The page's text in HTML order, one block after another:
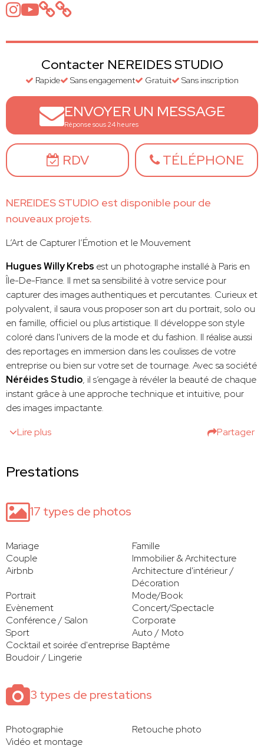
Contacter NEREIDES STUDIO
Rapide Sans engagement Gratuit Sans inscription
ENVOYER UN MESSAGE
Réponse sous 24 heures
RDV TÉLÉPHONE
NEREIDES STUDIO est disponible pour de
nouveaux projets.
L’Art de Capturer l’Émotion et le Mouvement
Hugues Willy Krebs est un photographe installé à Paris en
Île-De-France. Il met sa sensibilité à votre service pour
capturer des images authentiques et percutantes. Curieux et
polyvalent, il saura vous proposer son art du portrait, solo ou
en famille, officiel ou plus artistique. Il développe son style
coloré dans l'univers de la mode et du fashion. Il réalise aussi
des reportages en immersion dans les coulisses de votre
entreprise ou bien sur votre set de tournage. Avec sa société
Néréides Studio, il s’engage à révéler la beauté de chaque
instant grâce à une approche technique et intuitive, pour
des images impactante.
Lire plus
Partager
Prestations
17 types de photos
Mariage
Famille
Couple
Immobilier & Architecture
Airbnb
Architecture d'intérieur /
Décoration
Portrait
Mode/Book
Evènement
Concert/Spectacle
Conférence / Salon
Corporate
Sport
Auto / Moto
Cocktail et soirée d'entreprise Baptême
Boudoir / Lingerie
3 types de prestations
Photographie
Retouche photo
Vidéo et montage